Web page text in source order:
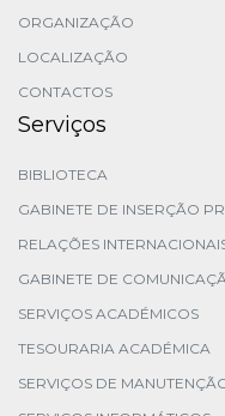
ORGANIZAÇÃO
LOCALIZAÇÃO
CONTACTOS
Serviços
BIBLIOTECA
GABINETE DE INSERÇÃO
RELAÇÕES
GABINETE DE
SERVIÇOS ACADÉMICOS
TESOURARIA ACADÉMICA
SERVIÇOS DE